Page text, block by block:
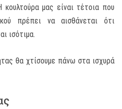
μας είναι τέτοια που
πρέπει να αισθάνεται ότι
ισότιμα.
θα χτίσουμε πάνω στα ισχυρά